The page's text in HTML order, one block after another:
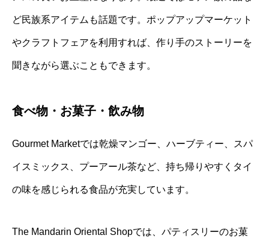
ど民族系アイテムも話題です。ポップアップマーケット
やクラフトフェアを利用すれば、作り手のストーリーを
聞きながら選ぶこともできます。
食べ物・お菓子・飲み物
Gourmet Marketでは乾燥マンゴー、ハーブティー、スパ
イスミックス、プーアール茶など、持ち帰りやすくタイ
の味を感じられる食品が充実しています。
The Mandarin Oriental Shopでは、パティスリーのお菓